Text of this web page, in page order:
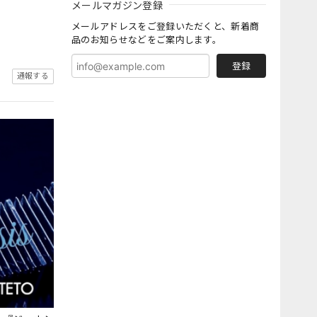
メールマガジン登録
メールアドレスをご登録いただくと、新着商
品のお知らせなどをご案内します。
登録
通報する